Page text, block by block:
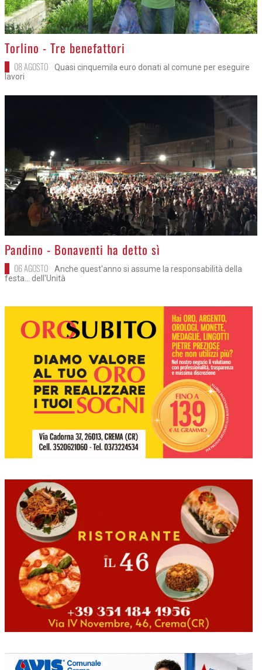
>
Torlino - Tre benefattori
08 AGOSTO
Quasi cinquemila euro donati al comune per eseguire
lavori
>
Pandino - Bonaventi ha detto sì
06 AGOSTO
Anche quest'anno si assume la responsabilità della
festa... dell'Unità